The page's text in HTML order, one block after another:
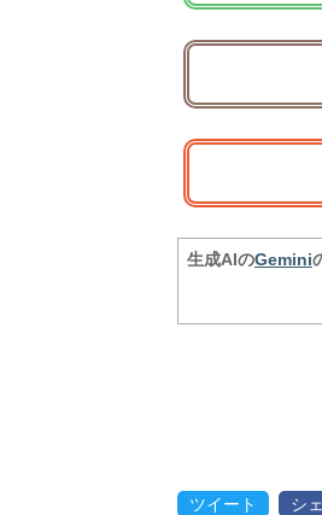
生成AIのGemini
ツイート シ